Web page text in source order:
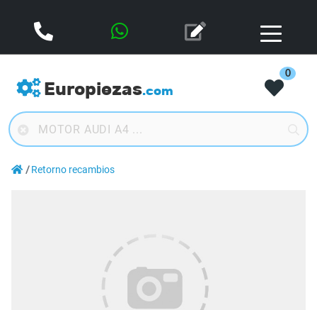
Europiezas.com
0
Retorno recambios